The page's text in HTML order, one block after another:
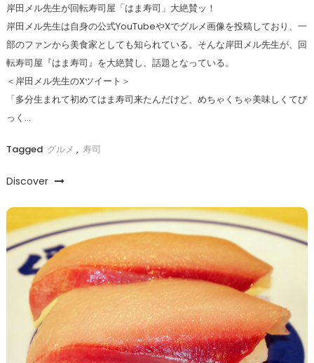
岸田メル先生が回転寿司屋「はま寿司」大絶賛ッ！
岸田メル先生は自身の公式YouTubeやXでグルメ画像を投稿しており、一
部のファンから美食家としても知られている。そんな岸田メル先生が、回
転寿司屋『はま寿司』を大絶賛し、話題となっている。
＜岸田メル先生のXツイート＞
「多分生まれて初めてはま寿司来たんだけど、めちゃくちゃ美味しくてび
っく…
Tagged グルメ , 寿司
Discover